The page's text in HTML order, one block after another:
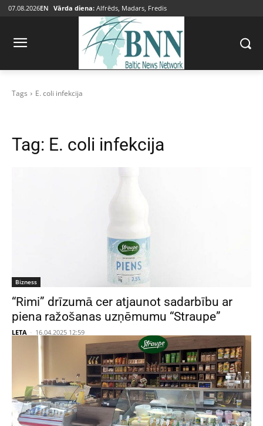
07.08.2026EN Vārda diena: Alfrēds, Madars, Fredis
Tags E. coli infekcija
Tag: E. coli infekcija
Bizness
“Rimi” drīzumā cer atjaunot sadarbību ar
piena ražošanas uzņēmumu “Straupe”
LETA - 16.04.2025 12:59